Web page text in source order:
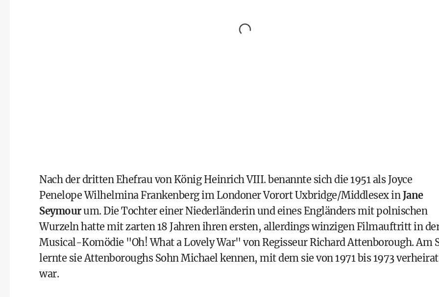
Nach der dritten Ehefrau von König Heinrich VIII. benannte sich die 1951 als Joyce
Penelope Wilhelmina Frankenberg im Londoner Vorort Uxbridge/Middlesex inJane
Seymourum. Die Tochter einer Niederländerin und eines Engländers mit polnischen
Wurzeln hatte mit zarten 18 Jahren ihren ersten, allerdings winzigen Filmauftritt in
Musical-Komödie "Oh! What a Lovely War" von Regisseur Richard Attenborough. Am
lernte sie Attenboroughs Sohn Michael kennen, mit dem sie von 1971 bis 1973
war.